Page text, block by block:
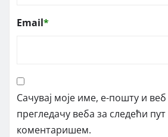
Email*
Сачувај моје име, е-пошту и
прегледачу веба за следећи пут
коментаришем.